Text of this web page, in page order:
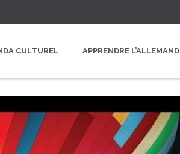
CULTUREL APPRENDRE L’ALLEMAND